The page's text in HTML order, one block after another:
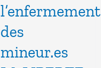
l’enfermement
des
mineur.es